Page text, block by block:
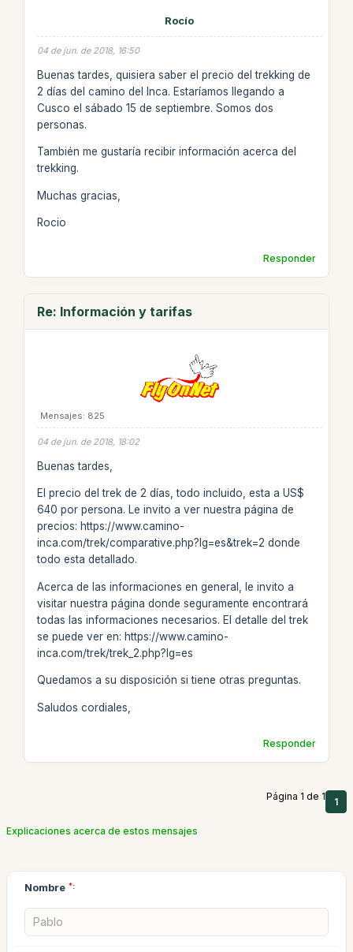
Rocío
04 de jun. de 2018, 16:50
Buenas tardes, quisiera saber el precio del trekking de
2 días del camino del Inca. Estaríamos llegando a
Cusco el sábado 15 de septiembre. Somos dos
personas.
También me gustaría recibir información acerca del
trekking.
Muchas gracias,
Rocio
Responder
Re: Información y tarifas
Mensajes: 825
04 de jun. de 2018, 18:02
Buenas tardes,
El precio del trek de 2 días, todo incluido, esta a US$
640 por persona. Le invito a ver nuestra página de
precios: https://www.camino-
inca.com/trek/comparative.php?lg=es&trek=2 donde
todo esta detallado.
Acerca de las informaciones en general, le invito a
visitar nuestra página donde seguramente encontrará
todas las informaciones necesarios. El detalle del trek
se puede ver en: https://www.camino-
inca.com/trek/trek_2.php?lg=es
Quedamos a su disposición si tiene otras preguntas.
Saludos cordiales,
Responder
Página 1 de 1 1
Explicaciones acerca de estos mensajes
Nombre *: